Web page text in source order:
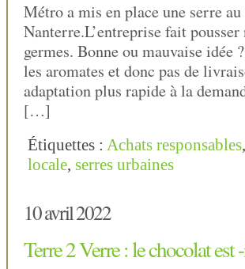
Métro a mis en place une serre
Nanterre.L’entreprise fait
germes. Bonne ou mauvaise
les aromates et donc pas de
adaptation plus rapide à la
[…]
Étiquettes : Achats responsables,
locale, serres urbaines
10 avril 2022
Terre 2 Verre : le chocolat est